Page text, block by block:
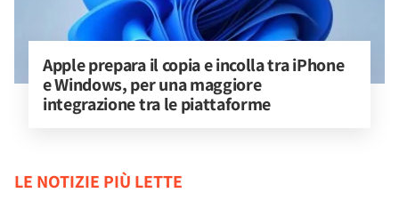
Apple prepara il copia e incolla tra iPhone
e Windows, per una maggiore
integrazione tra le piattaforme
LE NOTIZIE PIÙ LETTE